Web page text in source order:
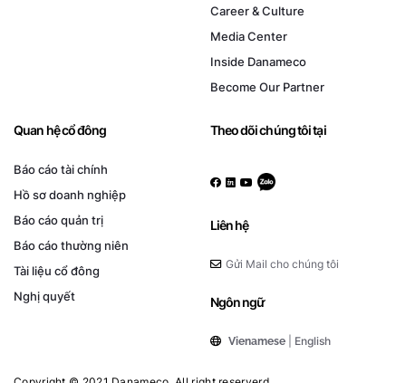
Career & Culture
Media Center
Inside Danameco
Become Our Partner
Quan hệ cổ đông
Báo cáo tài chính
Hồ sơ doanh nghiệp
Báo cáo quản trị
Báo cáo thường niên
Tài liệu cổ đông
Nghị quyết
Theo dõi chúng tôi tại
Liên hệ
Gửi Mail cho chúng tôi
Ngôn ngữ
Vienamese English